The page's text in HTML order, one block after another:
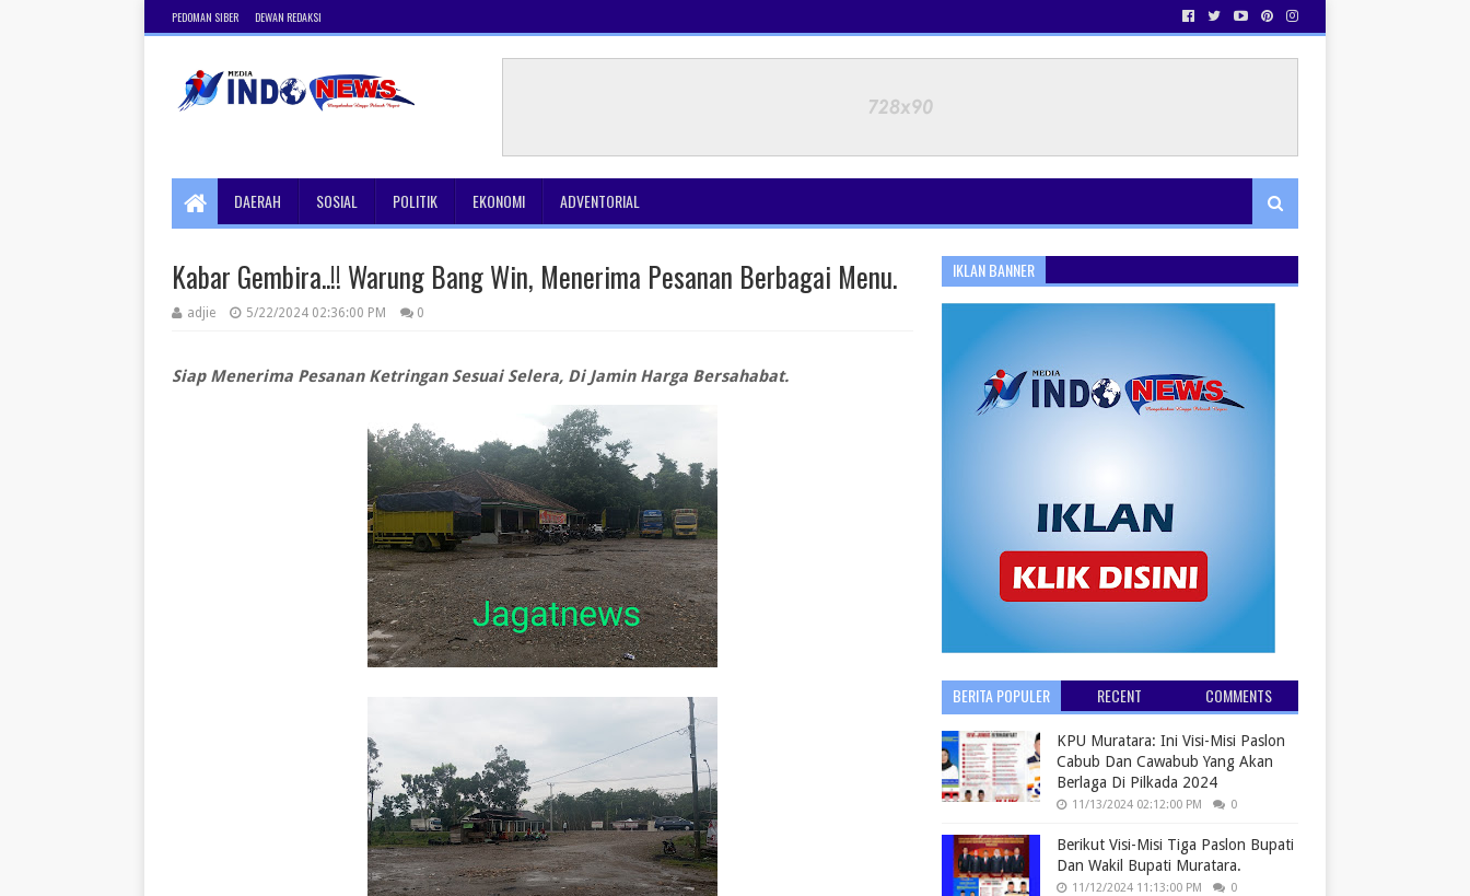
PEDOMAN SIBER DEWAN REDAKSI
DAERAH SOSIAL POLITIK EKONOMI ADVENTORIAL
Kabar Gembira..!! Warung Bang Win, Menerima Pesanan Berbagai Menu.
adjie 5/22/2024 02:36:00 PM 0
Siap Menerima Pesanan Ketringan Sesuai Selera, Di Jamin Harga Bersahabat.
IKLAN BANNER
BERITA POPULER RECENT COMMENTS
KPU Muratara: Ini Visi-Misi Paslon
Cabub Dan Cawabub Yang Akan
Berlaga Di Pilkada 2024
11/13/2024 02:12:00 PM 0
Berikut Visi-Misi Tiga Paslon Bupati
Dan Wakil Bupati Muratara.
11/12/2024 11:13:00 PM 0